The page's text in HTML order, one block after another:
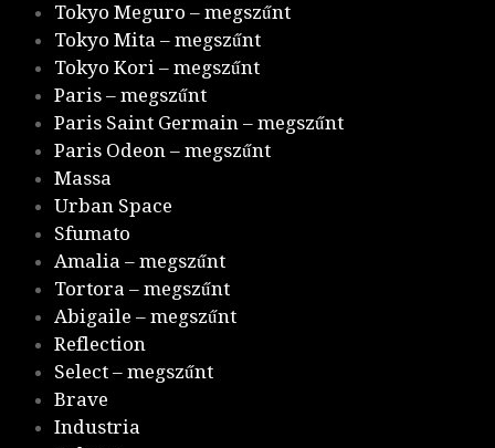
Tokyo Meguro – megszűnt
Tokyo Mita – megszűnt
Tokyo Kori – megszűnt
Paris – megszűnt
Paris Saint Germain – megszűnt
Paris Odeon – megszűnt
Massa
Urban Space
Sfumato
Amalia – megszűnt
Tortora – megszűnt
Abigaile – megszűnt
Reflection
Select – megszűnt
Brave
Industria